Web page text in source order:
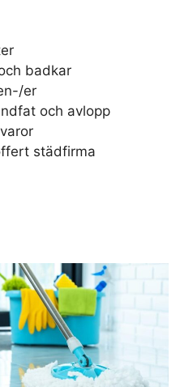
badkar
er
och avlopp
städfirma